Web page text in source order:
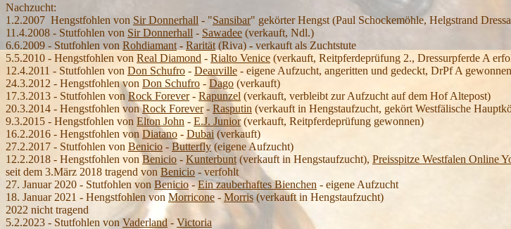
Nachzucht:
1.2.2007 Hengstfohlen von Sir Donnerhall - "Sansibar" gekörter Hengst (Paul Schockemöhle, Helgstrand
11.4.2008 - Stutfohlen von Sir Donnerhall - Sawadee (verkauft, Ndl.)
6.6.2009 - Stutfohlen von Rohdiamant - Rarität (Riva) - verkauft als Zuchtstute
5.5.2010 - Hengstfohlen von Real Diamond - Rialto Venice (verkauft, Reitpferdeprüfung 2., Dressurpferde A
12.4.2011 - Stutfohlen von Don Schufro - Deauville - eigene Aufzucht, angeritten und gedeckt, DrPf A
24.3.2012 - Hengstfohlen von Don Schufro - Dago (verkauft)
17.3.2013 - Stutfohlen von Rock Forever- Rapunzel (verkauft, verbleibt zur Aufzucht auf dem Hof Altepost)
20.3.2014 - Hengstfohlen vonRock Forever- Rasputin (verkauft in Hengstaufzucht, gekört Westfälische
9.3.2015 - Hengstfohlen von Elton John - E.J. Junior(verkauft, Reitpferdeprüfung gewonnen)
16.2.2016 - Hengstfohlen von Diatano - Dubai (verkauft)
27.2.2017 - Stutfohlen von Benicio - Butterfly (eigene Aufzucht)
12.2.2018 - Hengstfohlen von Benicio - Kunterbunt (verkauft in Hengstaufzucht), Preisspitze Westfalen Online
seit dem 3.März 2018 tragend von Benicio - verfohlt
27. Januar 2020 - Stutfohlen von Benicio-Ein zauberhaftes Bienchen - eigene Aufzucht
18. Januar 2021 - Hengstfohlen von Morricone - Morris (verkauft in Hengstaufzucht)
2022 nicht tragend
5.2.2023 - Stutfohlen von Vaderland - Victoria